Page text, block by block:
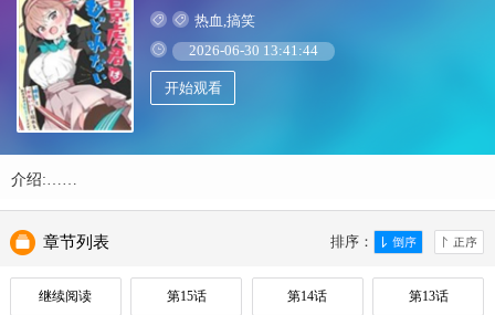
热血,搞笑
2026-06-30 13:41:44
开始观看
介绍:……
排序：
章节列表
继续阅读 第15话 第14话 第13话